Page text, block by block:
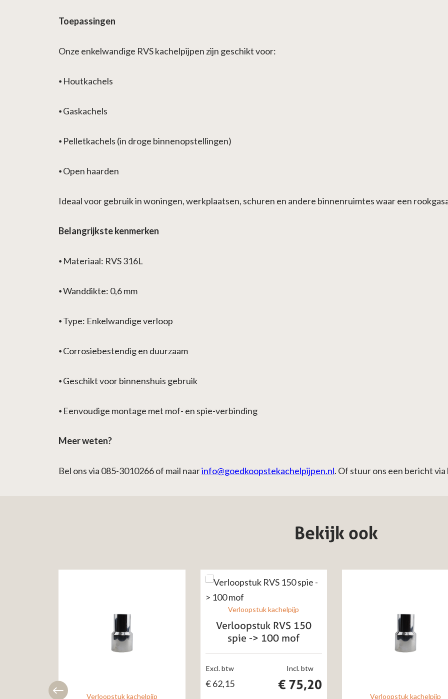
Toepassingen
Onze enkelwandige RVS kachelpijpen zijn geschikt voor:
⦁ Houtkachels
⦁Gaskachels
⦁ Pelletkachels (in droge binnenopstellingen)
⦁Open haarden
Ideaal voor gebruik in woningen, werkplaatsen, schuren en andere binnenruimtes waar een
Belangrijkste kenmerken
⦁ Materiaal: RVS 316L
⦁Wanddikte: 0,6 mm
⦁Type: Enkelwandige verloop
⦁Corrosiebestendig en duurzaam
⦁Geschikt voor binnenshuis gebruik
⦁ Eenvoudige montage met mof- en spie-verbinding
Meer weten?
Bel ons via 085-3010266 of mail naarinfo@goedkoopstekachelpijpen.nl. Of stuur ons een bericht
Bekijk ook
Verloopstuk kachelpijp
Verloopstuk kachelpijp
Verloopstuk RVS 150
spie -> 100 mof
Incl. btw
€ 75,20
Excl. btw
€62,15
Verloopstuk kachelpijp